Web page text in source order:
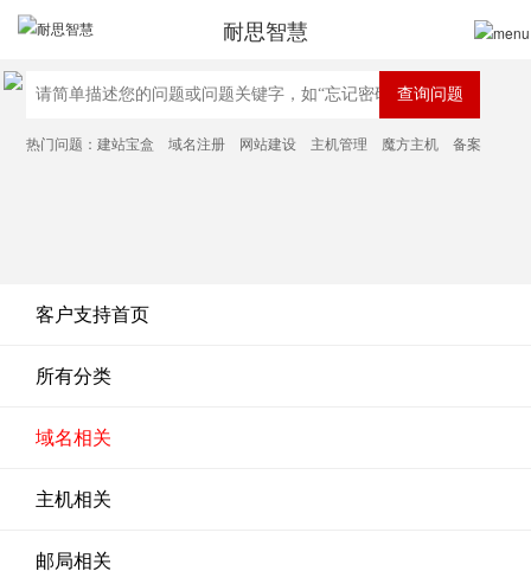
耐思智慧
热门问题：建站宝盒 域名注册 网站建设 主机管理 魔方主机 备案
客户支持首页
所有分类
域名相关
主机相关
邮局相关